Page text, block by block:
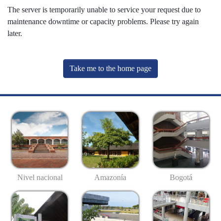
The server is temporarily unable to service your request due to
maintenance downtime or capacity problems. Please try again
later.
Take me to the home page
Nivel nacional Amazonía Bogotá